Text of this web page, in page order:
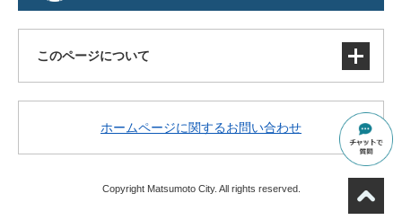
このページについて
著作権・免責事項・リンク
アクセシビリティ
ホームページに関するお問い合わせ
Copyright Matsumoto City. All rights reserved.